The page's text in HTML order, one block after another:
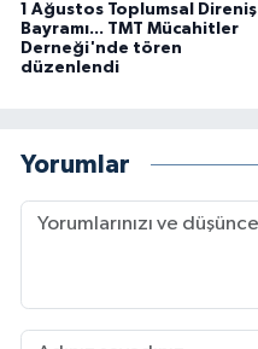
1 Ağustos Toplumsal Direniş
Bayramı... TMT Mücahitler
Derneği'nde tören
düzenlendi
Yorumlar